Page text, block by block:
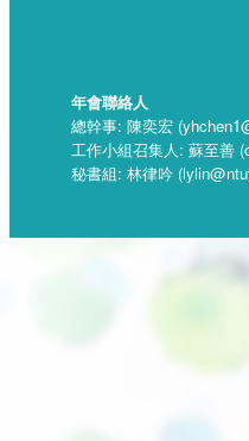
年會聯絡人
總幹事: 陳奕宏
工作小組召集人: 蘇至善
秘書組: 林律吟